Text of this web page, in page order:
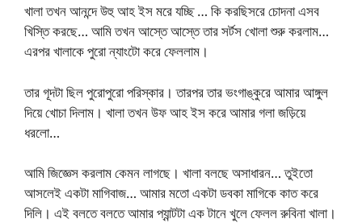
খালা তখন আনন্দে উহু আহ ইস মরে যচ্ছি … কি করছিসরে চোদনা এসব
খিস্তি করছে… আমি তখন আস্তে আস্তে তার সর্টস খোলা শুরু করলাম…
এরপর খালাকে পুরো ন্যাংটো করে ফেললাম।
তার গূদটা ছিল পুরোপুরো পরিস্কার। তারপর তার ভংগাঙ্কুরে আমার আঙ্গুল
দিয়ে খোচা দিলাম। খালা তখন উফ আহ ইস করে আমার গলা জড়িয়ে
ধরলো…
আমি জিজ্ঞেস করলাম কেমন লাগছে। খালা বলছে অসাধারন… তুইতো
আসলেই একটা মাগিবাজ… আমার মতো একটা ডবকা মাগিকে কাত করে
দিলি। এই বলতে বলতে আমার প্যান্টটা এক টানে খুলে ফেলল রুবিনা খালা।